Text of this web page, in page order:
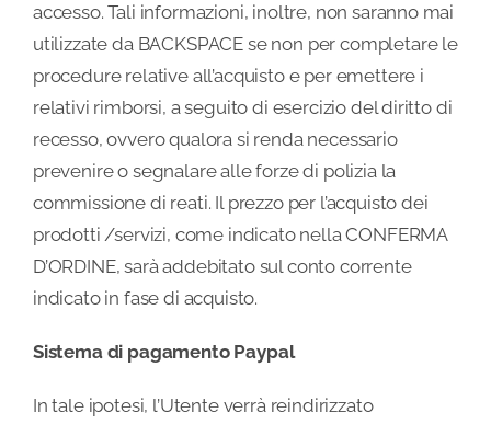
accesso. Tali informazioni, inoltre, non saranno mai
utilizzate da BACKSPACE se non per completare le
procedure relative all’acquisto e per emettere i
relativi rimborsi, a seguito di esercizio del diritto di
recesso, ovvero qualora si renda necessario
prevenire o segnalare alle forze di polizia la
commissione di reati. Il prezzo per l’acquisto dei
prodotti /servizi, come indicato nella CONFERMA
D’ORDINE, sarà addebitato sul conto corrente
indicato in fase di acquisto.
Sistema di pagamento Paypal
In tale ipotesi, l’Utente verrà reindirizzato